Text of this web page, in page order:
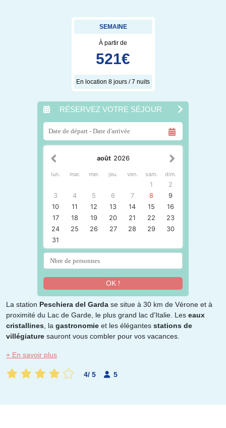
SEMAINE
À partir de
521€
En location 8 jours / 7 nuits
RÉSERVEZ VOTRE SÉJOUR
août 2026
lun. mar. mer. jeu. ven. sam. dim.
1
2
3
4 5 6 7 8
9
10
11 12 13 14 15
16
17
18 19 20 21 22
23
24
25 26 27 28 29
30
31
OK !
La station Peschiera del Garda se situe à 30 km de Vérone et à
proximité du Lac de Garde, le plus grand lac d'Italie. Les eaux
cristallines , la gastronomie et les élégantes stations de
villégiature sauront vous combler pour vos vacances.
+ En savoir plus
4/ 5 5